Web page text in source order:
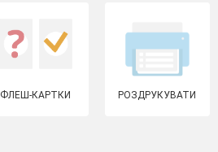
ФЛЕШ-КАРТКИ РОЗДРУКУВАТИ